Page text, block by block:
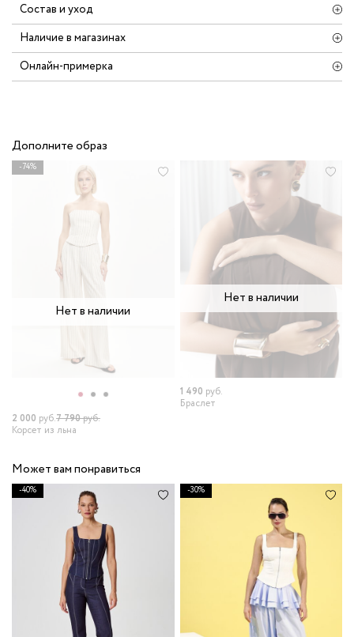
Состав и уход
Наличие в магазинах
Онлайн-примерка
Дополните образ
Нет в наличии
-74%
2 000 руб.7 790руб.
Корсет из льна
Нет в наличии
1 490 руб.
Браслет
Может вам понравиться
-40% -30%